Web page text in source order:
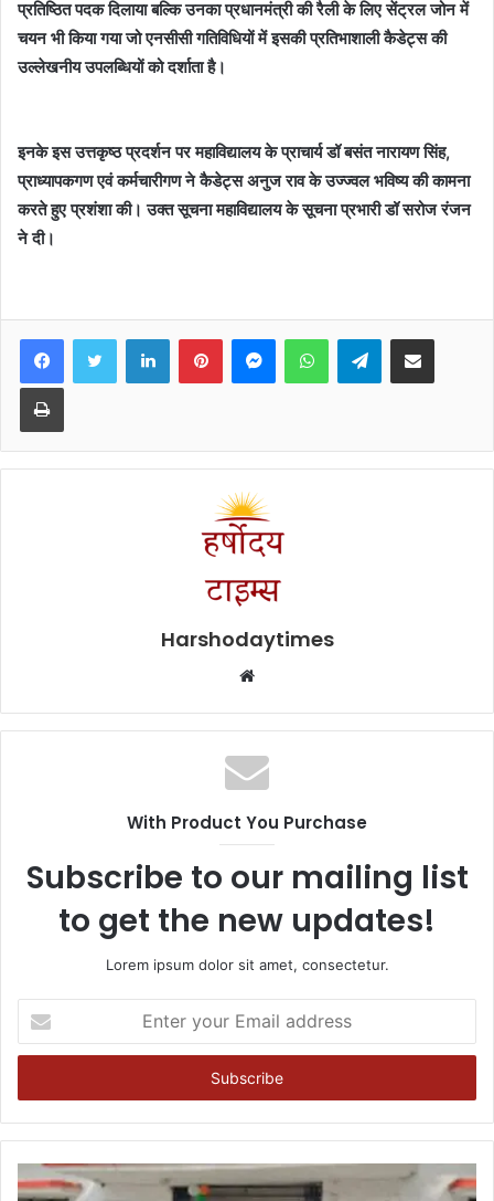
प्रतिष्ठित पदक दिलाया बल्कि उनका प्रधानमंत्री की रैली के लिए सेंट्रल जोन में
चयन भी किया गया जो एनसीसी गतिविधियों में इसकी प्रतिभाशाली कैडेट्स की
उल्लेखनीय उपलब्धियों को दर्शाता है।
इनके इस उत्तकृष्ठ प्रदर्शन पर महाविद्यालय के प्राचार्य डॉ बसंत नारायण सिंह,
प्राध्यापकगण एवं कर्मचारीगण ने कैडेट्स अनुज राव के उज्ज्वल भविष्य की कामना
करते हुए प्रशंशा की। उक्त सूचना महाविद्यालय के सूचना प्रभारी डॉ सरोज रंजन
ने दी।
FacebookTwitter LinkedInPinterestMessengerWhatsAppTelegramShare via Email
Print
Harshodaytimes
Website
With Product You Purchase
Subscribe to our mailing list
to get the new updates!
Lorem ipsum dolor sit amet, consectetur.
your
Email